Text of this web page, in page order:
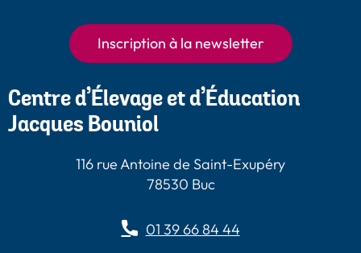
Paris
Inscription à la newsletter
Centre d’Élevage et d’Éducation
Jacques Bouniol
116 rue Antoine de Saint-Exupéry
78530 Buc
01 39 66 84 44